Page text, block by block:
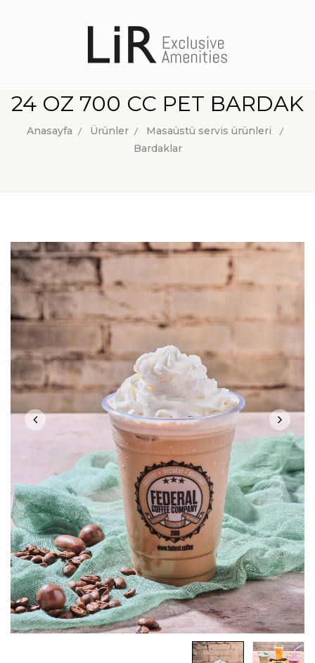
24 OZ 700 CC PET BARDAK
Anasayfa Ürünler
Masaüstü servis ürünleri
Bardaklar